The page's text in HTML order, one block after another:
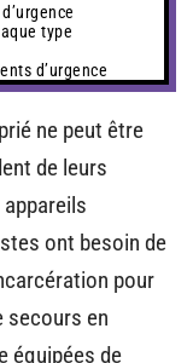
type
d’urgence
ne peut être
de leurs
ont besoin de
pour
secours en
équipées de